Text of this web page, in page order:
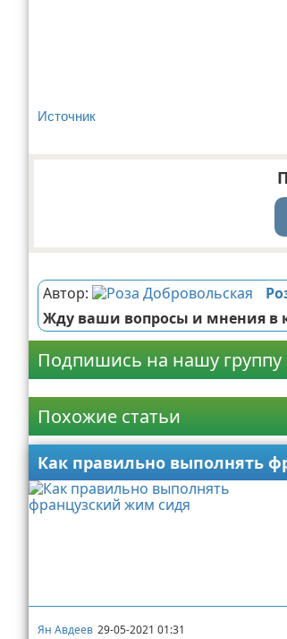
Источник
Автор:
Жду ваши вопросы и мнения в
Подпишись на нашу группу
Похожие статьи
Как правильно выполнять
Ян Авдеев 29-05-2021 01:31